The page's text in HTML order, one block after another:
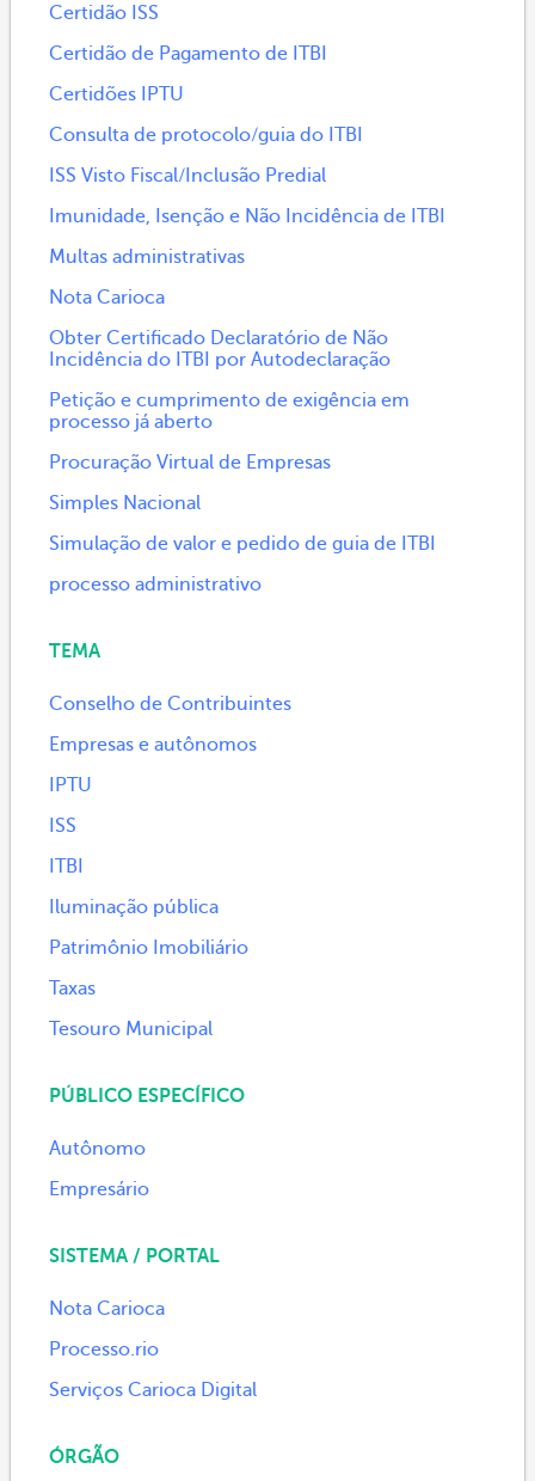
Certidão ISS
Certidão de Pagamento de ITBI
Certidões IPTU
Consulta de protocolo/guia do ITBI
ISS Visto Fiscal/Inclusão Predial
Imunidade, Isenção e Não Incidência de ITBI
Multas administrativas
Nota Carioca
Obter Certificado Declaratório de Não
Incidência do ITBI por Autodeclaração
Petição e cumprimento de exigência em
processo já aberto
Procuração Virtual de Empresas
Simples Nacional
Simulação de valor e pedido de guia de ITBI
processo administrativo
TEMA
Conselho de Contribuintes
Empresas e autônomos
IPTU
ISS
ITBI
Iluminação pública
Patrimônio Imobiliário
Taxas
Tesouro Municipal
PÚBLICO ESPECÍFICO
Autônomo
Empresário
SISTEMA / PORTAL
Nota Carioca
Processo.rio
Serviços Carioca Digital
ÓRGÃO